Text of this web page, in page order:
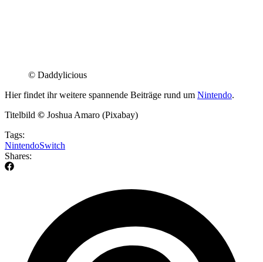
© Daddylicious
Hier findet ihr weitere spannende Beiträge rund um Nintendo.
Titelbild © Joshua Amaro (Pixabay)
Tags:
NintendoSwitch
Shares: